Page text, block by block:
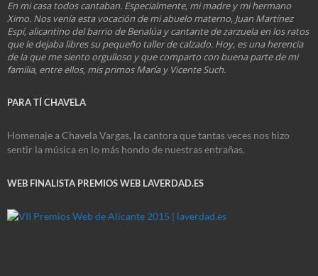
En mi casa todos cantaban. Especialmente, mi madre y mi hermano
Ximo. Nos venía esta vocación de mi abuelo materno, Juan Martínez
Espí, alicantino del barrio de Benalúa y cantante de zarzuela en los ratos
que le dejaba libres su pequeño taller de calzado. Hoy, es una herencia
de la que me siento orgulloso y que comparto con buena parte de mi
familia, entre ellos, mis primos María y Vicente Such.
PARA TÍ CHAVELA
Homenaje a Chavela Vargas, la cantora que tantas veces nos hizo
sentir la música en lo más hondo de nuestras entrañas.
WEB FINALISTA PREMIOS WEB LAVERDAD.ES